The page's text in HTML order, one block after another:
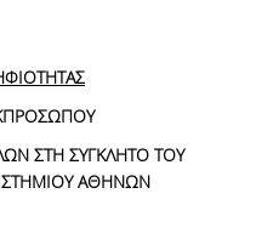
ΣΤΗ ΣΥΓΚΛΗΤΟ ΤΟΥ
ΑΘΗΝΩΝ